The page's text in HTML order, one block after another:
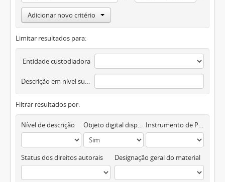
Adicionar novo critério
Limitar resultados para:
Entidade custodiadora
Descrição em nível superior
Filtrar resultados por:
Nível de descrição Objeto digital disponível Instrumento de Pesquisa
Status dos direitos autorais Designação geral do material